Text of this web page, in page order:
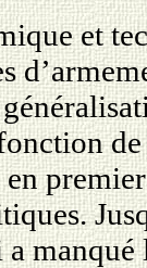
et
manqué